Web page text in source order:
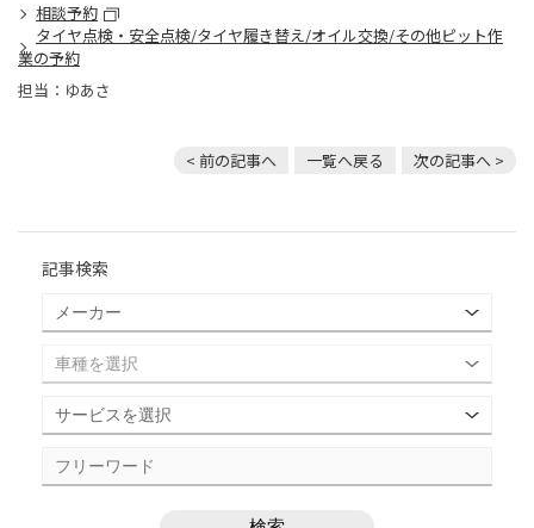
相談予約
タイヤ点検・安全点検/タイヤ履き替え/オイル交換/その他ピット作
業の予約
担当：ゆあさ
< 前の記事へ 一覧へ戻る 次の記事へ >
記事検索